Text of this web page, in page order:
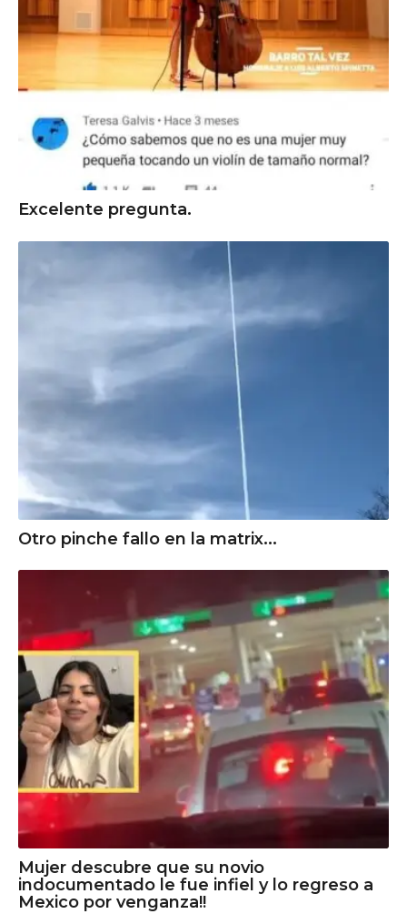
Excelente pregunta.
Otro pinche fallo en la matrix...
Mujer descubre que su novio
indocumentado le fue infiel y lo regreso a
Mexico por venganza!!